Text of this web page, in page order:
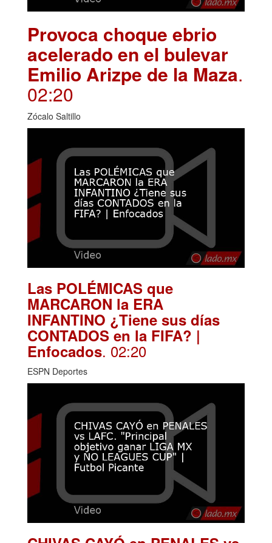
Provoca choque ebrio
acelerado en el bulevar
Emilio Arizpe de la Maza.
02:20
Zócalo Saltillo
Las POLÉMICAS que
MARCARON la ERA
INFANTINO ¿Tiene sus días
CONTADOS en la FIFA? |
Enfocados. 02:20
ESPN Deportes